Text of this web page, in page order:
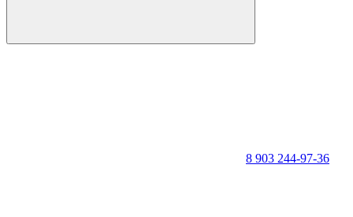
8 903 244-97-36